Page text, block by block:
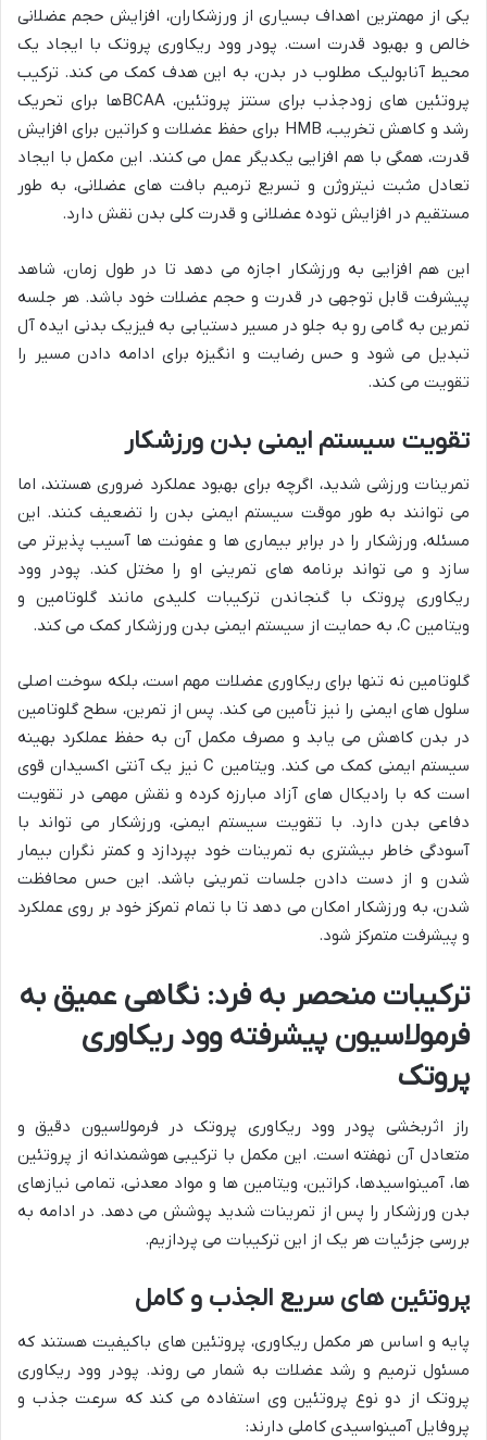
یکی از مهمترین اهداف بسیاری از ورزشکاران، افزایش حجم عضلانی
خالص و بهبود قدرت است. پودر وود ریکاوری پروتک با ایجاد یک
محیط آنابولیک مطلوب در بدن، به این هدف کمک می کند. ترکیب
پروتئین های زودجذب برای سنتز پروتئین، BCAAها برای تحریک
رشد و کاهش تخریب، HMB برای حفظ عضلات و کراتین برای افزایش
قدرت، همگی با هم افزایی یکدیگر عمل می کنند. این مکمل با ایجاد
تعادل مثبت نیتروژن و تسریع ترمیم بافت های عضلانی، به طور
مستقیم در افزایش توده عضلانی و قدرت کلی بدن نقش دارد.
این هم افزایی به ورزشکار اجازه می دهد تا در طول زمان، شاهد
پیشرفت قابل توجهی در قدرت و حجم عضلات خود باشد. هر جلسه
تمرین به گامی رو به جلو در مسیر دستیابی به فیزیک بدنی ایده آل
تبدیل می شود و حس رضایت و انگیزه برای ادامه دادن مسیر را
تقویت می کند.
تقویت سیستم ایمنی بدن ورزشکار
تمرینات ورزشی شدید، اگرچه برای بهبود عملکرد ضروری هستند، اما
می توانند به طور موقت سیستم ایمنی بدن را تضعیف کنند. این
مسئله، ورزشکار را در برابر بیماری ها و عفونت ها آسیب پذیرتر می
سازد و می تواند برنامه های تمرینی او را مختل کند. پودر وود
ریکاوری پروتک با گنجاندن ترکیبات کلیدی مانند گلوتامین و
ویتامین C، به حمایت از سیستم ایمنی بدن ورزشکار کمک می کند.
گلوتامین نه تنها برای ریکاوری عضلات مهم است، بلکه سوخت اصلی
سلول های ایمنی را نیز تأمین می کند. پس از تمرین، سطح گلوتامین
در بدن کاهش می یابد و مصرف مکمل آن به حفظ عملکرد بهینه
سیستم ایمنی کمک می کند. ویتامین C نیز یک آنتی اکسیدان قوی
است که با رادیکال های آزاد مبارزه کرده و نقش مهمی در تقویت
دفاعی بدن دارد. با تقویت سیستم ایمنی، ورزشکار می تواند با
آسودگی خاطر بیشتری به تمرینات خود بپردازد و کمتر نگران بیمار
شدن و از دست دادن جلسات تمرینی باشد. این حس محافظت
شدن، به ورزشکار امکان می دهد تا با تمام تمرکز خود بر روی عملکرد
و پیشرفت متمرکز شود.
ترکیبات منحصر به فرد: نگاهی عمیق به
فرمولاسیون پیشرفته وود ریکاوری
پروتک
راز اثربخشی پودر وود ریکاوری پروتک در فرمولاسیون دقیق و
متعادل آن نهفته است. این مکمل با ترکیبی هوشمندانه از پروتئین
ها، آمینواسیدها، کراتین، ویتامین ها و مواد معدنی، تمامی نیازهای
بدن ورزشکار را پس از تمرینات شدید پوشش می دهد. در ادامه به
بررسی جزئیات هر یک از این ترکیبات می پردازیم.
پروتئین های سریع الجذب و کامل
پایه و اساس هر مکمل ریکاوری، پروتئین های باکیفیت هستند که
مسئول ترمیم و رشد عضلات به شمار می روند. پودر وود ریکاوری
پروتک از دو نوع پروتئین وی استفاده می کند که سرعت جذب و
پروفایل آمینواسیدی کاملی دارند: